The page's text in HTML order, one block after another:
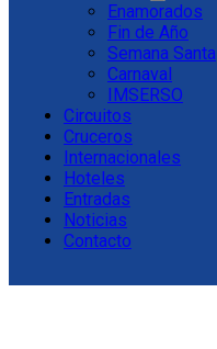
Enamorados
Fin de Año
Semana Santa
Carnaval
IMSERSO
Circuitos
Cruceros
Internacionales
Hoteles
Entradas
Noticias
Contacto